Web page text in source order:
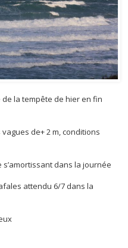
la tempête de hier en fin
de+ 2 m, conditions
s’amortissant dans la journée
attendu 6/7 dans la